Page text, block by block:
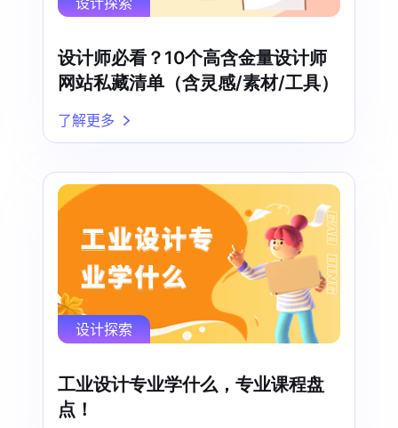
设计师必看？10个高含金量设计师
网站私藏清单（含灵感/素材/工具）
了解更多
设计探索
工业设计专业学什么，专业课程盘
点！